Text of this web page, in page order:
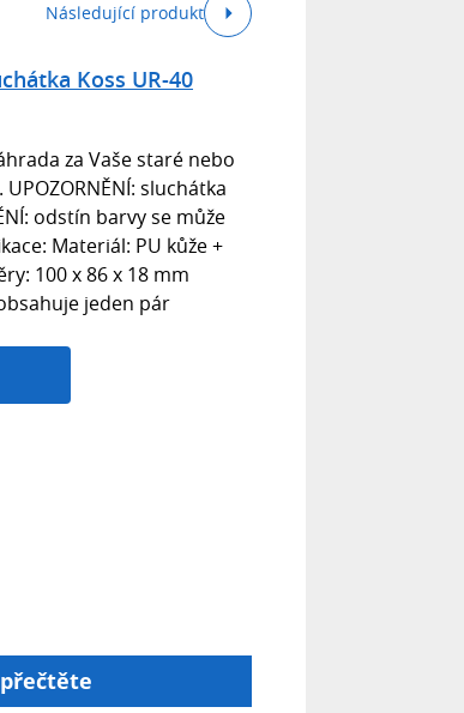
Následující produkt
Koss UR-40
za Vaše staré nebo
sluchátka
odstín barvy se může
Materiál: PU kůže +
100 x 86 x 18 mm
jeden pár